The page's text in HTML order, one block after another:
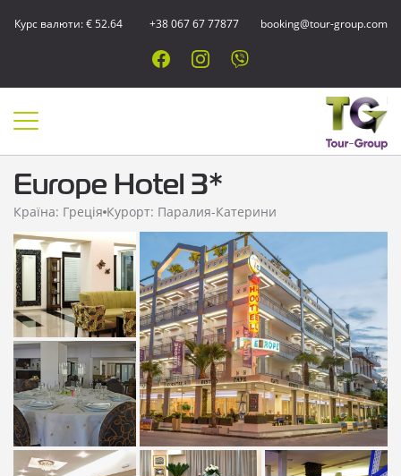
Курс валюти: € 52.64 +38 067 67 77877 booking@tour-group.com
Europe Hotel 3*
Країна: Греція Курорт: Паралия-Катерини
Показати всі фотографії
Показати всі
фотографії
Показати всі